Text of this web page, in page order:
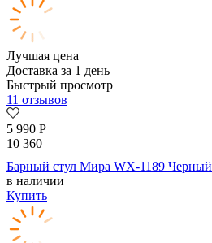
Лучшая цена
Доставка за 1 день
Быстрый просмотр
11 отзывов
5 990 Р
10 360
Барный стул Мира WX-1189 Черный
в наличии
Купить